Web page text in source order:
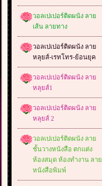
วอลเปเปอร์ติดผนัง ลาย
เส้น ลายทาง
วอลเปเปอร์ติดผนัง ลาย
หลุยส์-เรทโทร-ย้อนยุค
วอลเปเปอร์ติดผนัง ลาย
หลุยส์1
วอลเปเปอร์ติดผนัง ลาย
หลุยส์ 2
วอลเปเปอร์ติดผนัง ลาย
ชั้นวางหนังสือ ตกแต่ง
ห้องสมุด ห้องทำงาน ลาย
หนังสือพิมพ์